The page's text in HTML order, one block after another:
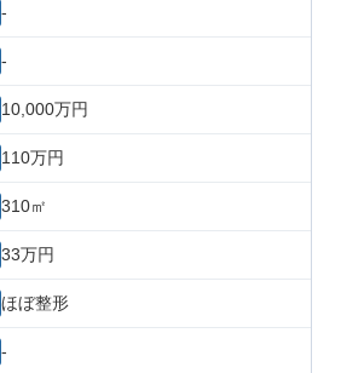
-
-
10,000万円
110万円
310㎡
33万円
ほぼ整形
-